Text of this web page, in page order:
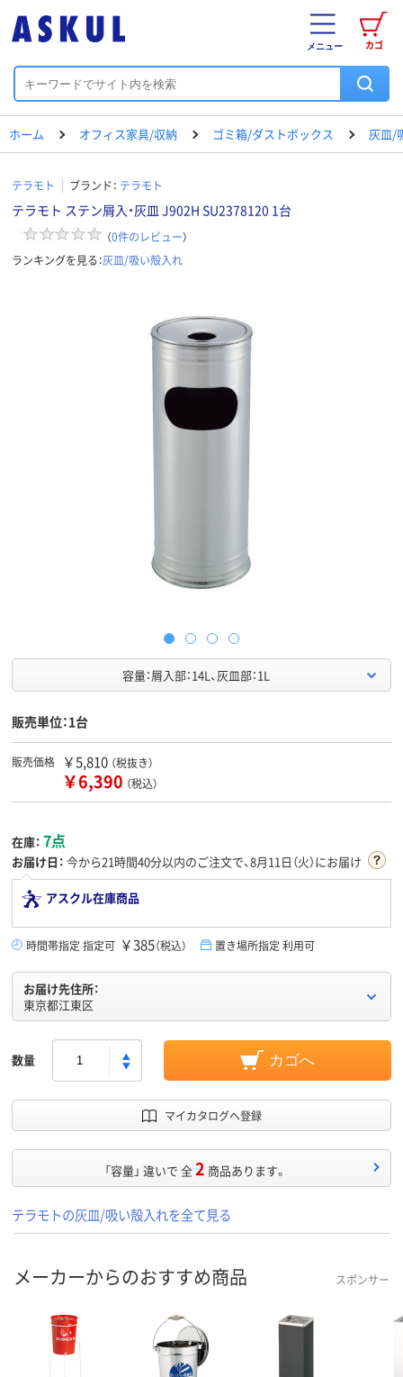
カゴ
メニュー
ホーム オフィス家具/収納 ゴミ箱/ダストボックス 灰皿/
テラモト ブランド： テラモト
テラモト ステン屑入・灰皿 J902H SU2378120 1台
（0件のレビュー）
ランキングを見る：灰皿/吸い殻入れ
容量：屑入部：14L、灰皿部：1L
販売単位：1台
販売価格 ￥5,810 （税抜き）
￥6,390 （税込）
在庫： 7点
お届け日： 今から21時間40分以内のご注文で、8月11日（火）にお届け
アスクル在庫商品
時間帯指定 指定可 ￥385（税込） 置き場所指定 利用可
お届け先住所：
東京都江東区
数量 カゴへ
マイカタログへ登録
「容量」 違いで 全2 商品あります。
テラモトの灰皿/吸い殻入れを全て見る
メーカーからのおすすめ商品 スポンサー